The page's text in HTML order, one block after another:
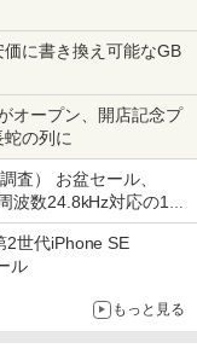
に書き換え可能なGB
オープン、開店記念プ
の列に
査） お盆セール、
数24.8kHz対応の17
ル ほか
2世代iPhone SE
ル
もっと見る